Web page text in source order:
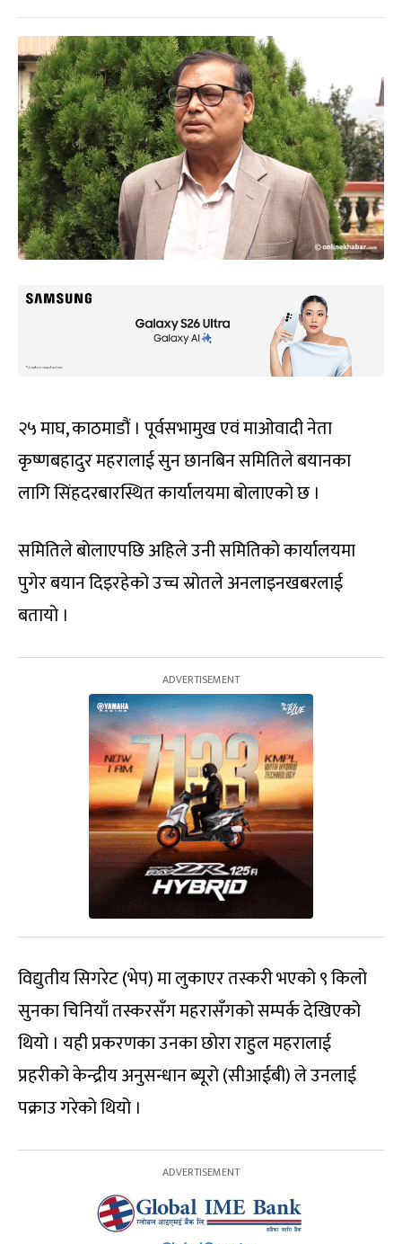
२५ माघ, काठमाडौं । पूर्वसभामुख एवं माओवादी नेता
कृष्णबहादुर महरालाई सुन छानबिन समितिले बयानका
लागि सिंहदरबारस्थित कार्यालयमा बोलाएको छ ।
समितिले बोलाएपछि अहिले उनी समितिको कार्यालयमा
पुगेर बयान दिइरहेको उच्च स्रोतले अनलाइनखबरलाई
बतायो ।
विद्युतीय सिगरेट (भेप) मा लुकाएर तस्करी भएको ९ किलो
सुनका चिनियाँ तस्करसँग महरासँगको सम्पर्क देखिएको
थियो । यही प्रकरणका उनका छोरा राहुल महरालाई
प्रहरीको केन्द्रीय अनुसन्धान ब्यूरो (सीआईबी) ले उनलाई
पक्राउ गरेको थियो ।